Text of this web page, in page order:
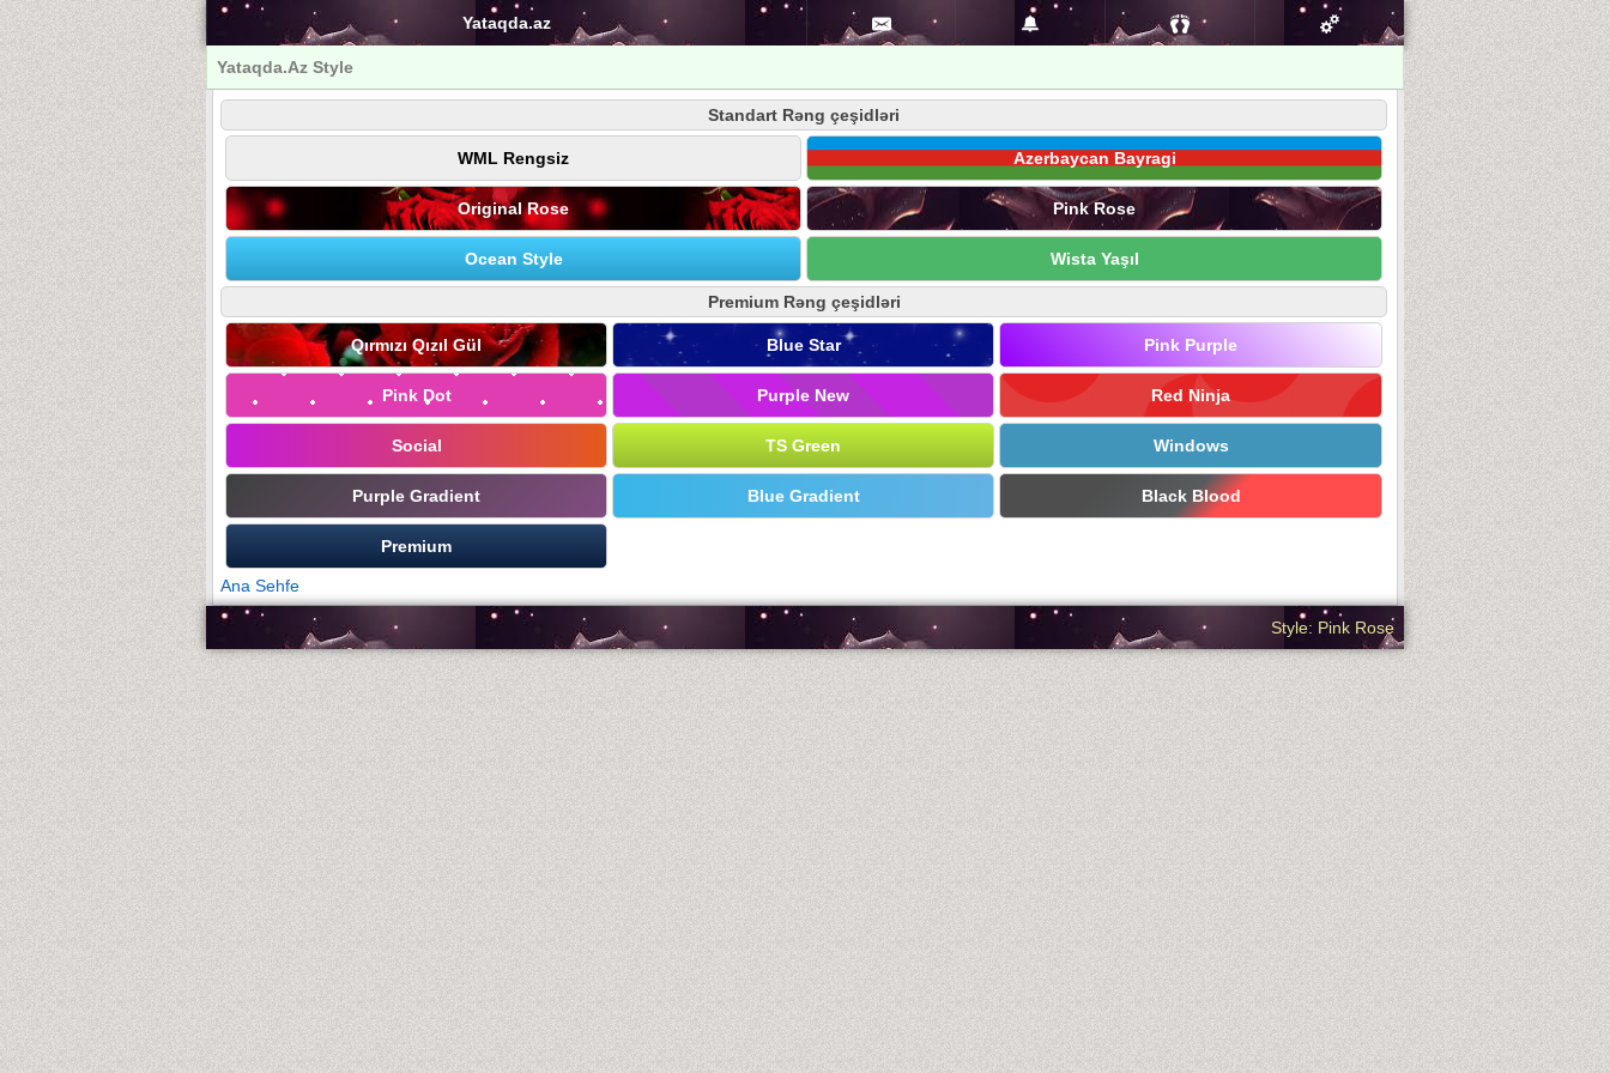
Yataqda.az
Yataqda.Az Style
Standart Rəng çeşidləri
WML Rengsiz Azerbaycan Bayragi
Original Rose Pink Rose
Ocean Style Wista Yaşıl
Premium Rəng çeşidləri
Qırmızı Qızıl Gül Blue Star Pink Purple
Pink Dot Purple New Red Ninja
Social TS Green Windows
Purple Gradient Blue Gradient Black Blood
Premium
Ana Sehfe
Style: Pink Rose